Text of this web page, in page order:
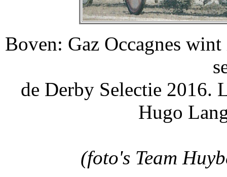
Boven: Gaz Occagnes
de Derby Selectie 2016.
Hugo
(foto's Team